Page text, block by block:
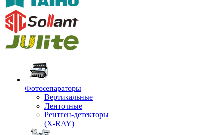
Фотосепараторы
Вертикальные
Ленточные
Рентген-детекторы
(X-RAY)